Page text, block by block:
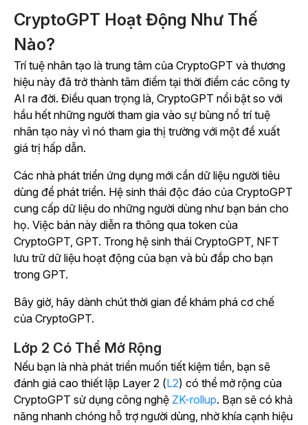
CryptoGPT Hoạt Động Như Thế
Nào?
Trí tuệ nhân tạo là trung tâm của CryptoGPT và thương
hiệu này đã trở thành tâm điểm tại thời điểm các công ty
AI ra đời. Điều quan trọng là, CryptoGPT nổi bật so với
hầu hết những người tham gia vào sự bùng nổ trí tuệ
nhân tạo này vì nó tham gia thị trường với một đề xuất
giá trị hấp dẫn.
Các nhà phát triển ứng dụng mới cần dữ liệu người tiêu
dùng để phát triển. Hệ sinh thái độc đáo của CryptoGPT
cung cấp dữ liệu do những người dùng như bạn bán cho
họ. Việc bán này diễn ra thông qua token của
CryptoGPT, GPT. Trong hệ sinh thái CryptoGPT, NFT
lưu trữ dữ liệu hoạt động của bạn và bù đắp cho bạn
trong GPT.
Bây giờ, hãy dành chút thời gian để khám phá cơ chế
của CryptoGPT.
Lớp 2 Có Thể Mở Rộng
Nếu bạn là nhà phát triển muốn tiết kiệm tiền, bạn sẽ
đánh giá cao thiết lập Layer 2 (L2) có thể mở rộng của
CryptoGPT sử dụng công nghệ ZK-rollup. Bạn sẽ có khả
năng nhanh chóng hỗ trợ người dùng, nhờ khía cạnh hiệu